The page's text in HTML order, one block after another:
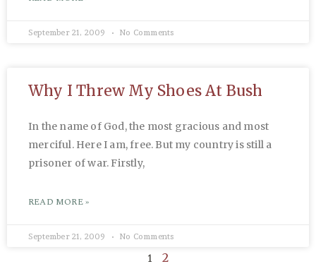
September 21, 2009 No Comments
Why I Threw My Shoes At Bush
In the name of God, the most gracious and most
merciful. Here I am, free. But my country is still a
prisoner of war. Firstly,
READ MORE »
September 21, 2009 No Comments
1 2